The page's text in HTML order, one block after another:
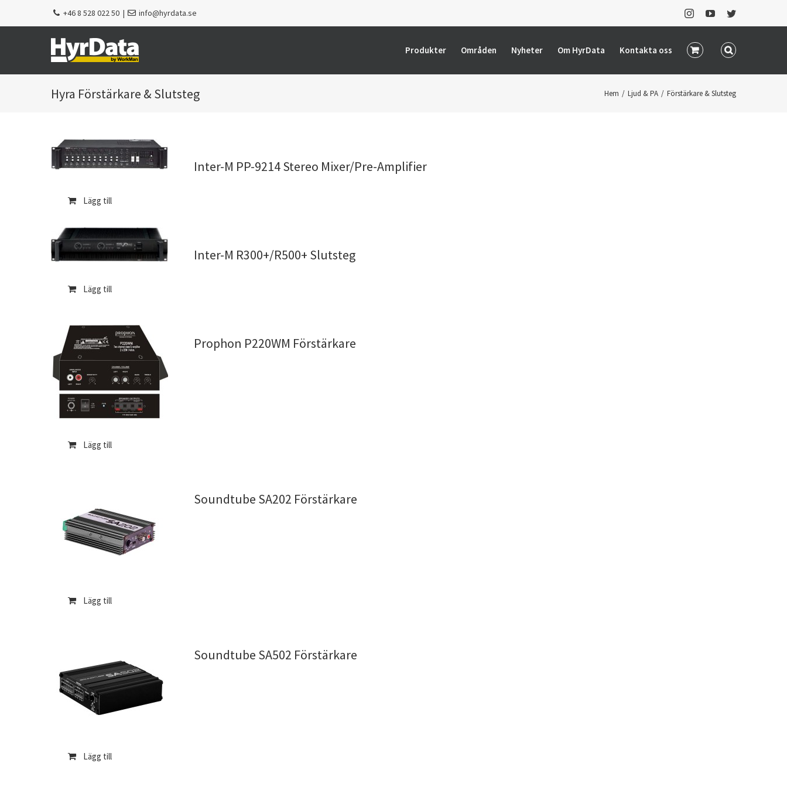
+46 8 528 022 50 | info@hyrdata.se InstagramYouTubeTwitter
Produkter Områden Nyheter Om HyrData Kontakta oss
Förstärkare & Slutsteg Hem / Ljud & PA / Förstärkare & Slutsteg
Inter-M PP-9214 Stereo Mixer/Pre-Amplifier
Lägg till
Inter-M R300+/R500+ Slutsteg
Lägg till
Prophon P220WM Förstärkare
Lägg till
Soundtube SA202 Förstärkare
Lägg till
Soundtube SA502 Förstärkare
Lägg till